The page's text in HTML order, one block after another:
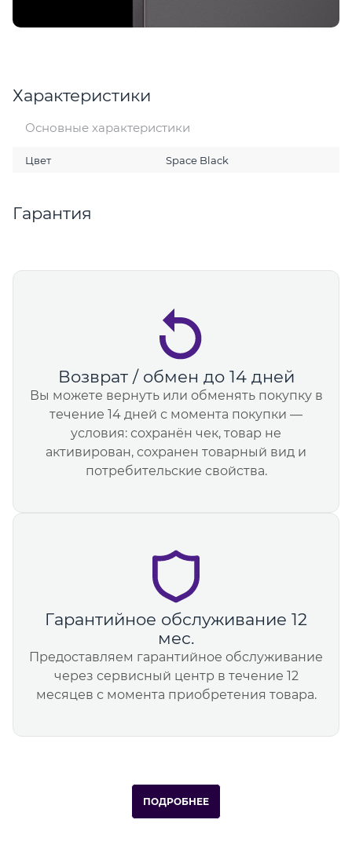
Характеристики
Основные характеристики
Цвет Space Black
Гарантия
Возврат / обмен до 14 дней
Вы можете вернуть или обменять покупку в
течение 14 дней с момента покупки —
условия: сохранён чек, товар не
активирован, сохранен товарный вид и
потребительские свойства.
Гарантийное обслуживание 12
мес.
Предоставляем гарантийное обслуживание
через сервисный центр в течение 12
месяцев с момента приобретения товара.
ПОДРОБНЕЕ